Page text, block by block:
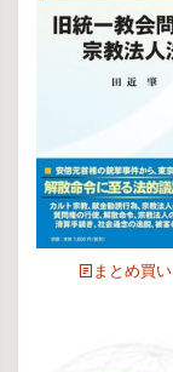
まとめ買い